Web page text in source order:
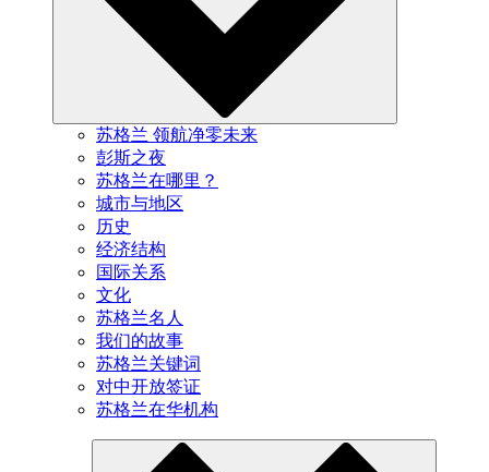
苏格兰 领航净零未来
彭斯之夜
苏格兰在哪里？
城市与地区
历史
经济结构
国际关系
文化
苏格兰名人
我们的故事
苏格兰关键词
对中开放签证
苏格兰在华机构